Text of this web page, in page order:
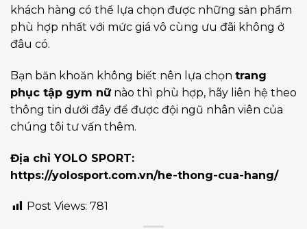
khách hàng có thể lựa chọn được những sản phẩm
phù hợp nhất với mức giá vô cùng ưu đãi không ở
đâu có.
Bạn băn khoăn không biết nên lựa chọn trang
phục tập gym nữnào thì phù hợp, hãy liên hệ theo
thông tin dưới đây để được đội ngũ nhân viên của
chúng tôi tư vấn thêm.
Địa chỉ YOLO SPORT:
https://yolosport.com.vn/he-thong-cua-hang/
Post Views: 781